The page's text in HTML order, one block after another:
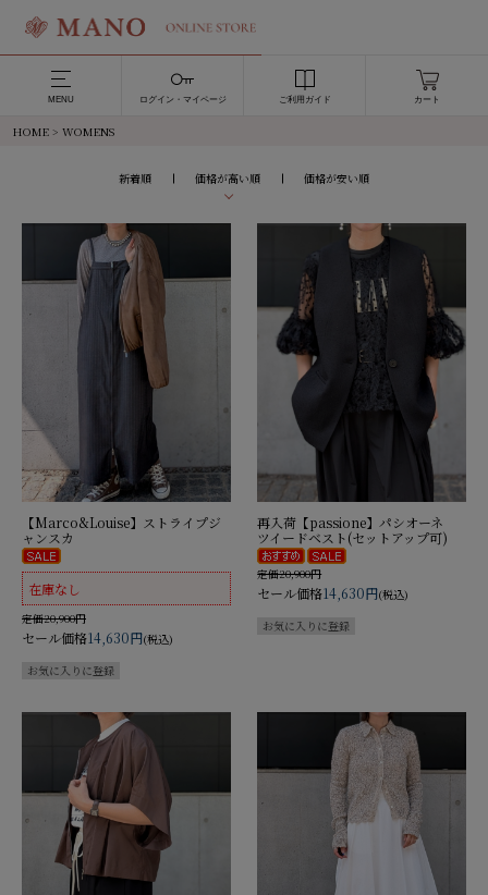
MENU ログイン・マイページ ご利用ガイド カート
HOME > WOMENS
価格が安い順
価格が高い順
新着順
【Marco&Louise】ストライプジ
ャンスカ
在庫なし
定価20,900円
セール価格14,630円(税込)
再入荷【passione】パシオーネ
ツイードベスト(セットアップ可)
定価20,900円
セール価格14,630円(税込)